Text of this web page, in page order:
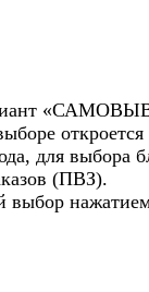
откроется
для выбора
(ПВЗ).
выбор